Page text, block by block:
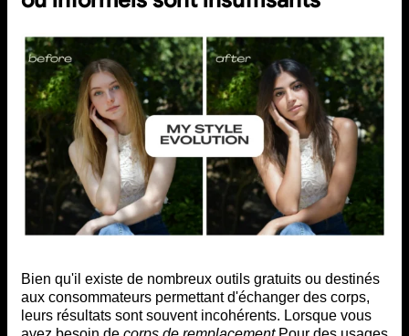
Bien qu'il existe de nombreux outils gratuits ou destinés
aux consommateurs permettant d'échanger des corps,
leurs résultats sont souvent incohérents. Lorsque vous